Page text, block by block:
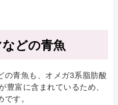
どの青魚
の青魚も、オメガ3系脂肪酸
富に含まれているため、
す。